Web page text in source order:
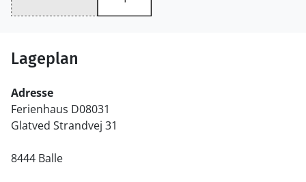
Lageplan
Adresse
Ferienhaus D08031
Glatved Strandvej 31
8444 Balle